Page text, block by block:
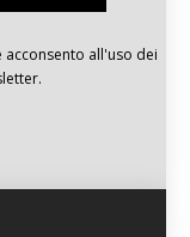
all'uso dei